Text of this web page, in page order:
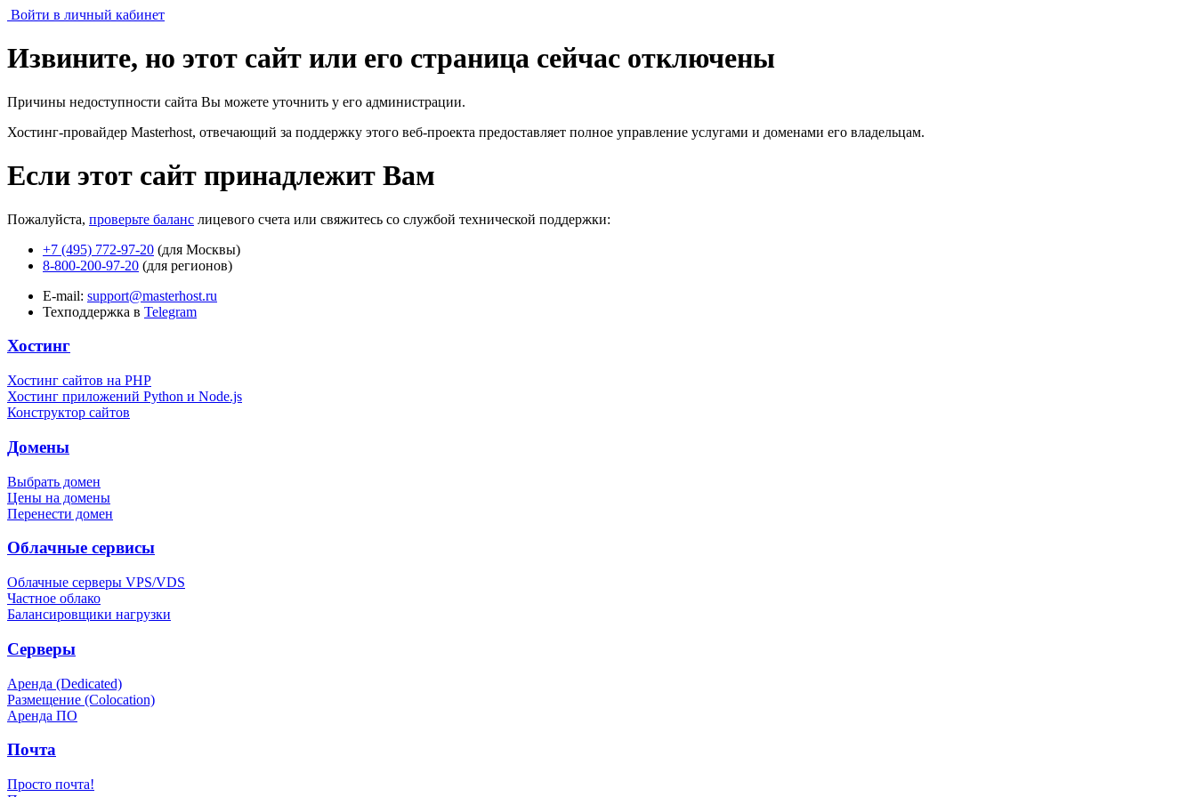
Войти в личный кабинет
Извините, но этот сайт или его страница сейчас отключены
Причины недоступности сайта Вы можете уточнить у его администрации.
Хостинг-провайдер Masterhost, отвечающий за поддержку этого веб-проекта предоставляет полное управление услугами и доменами его владельцам.
Если этот сайт принадлежит Вам
Пожалуйста, проверьте баланс лицевого счета или свяжитесь со службой технической поддержки:
+7 (495) 772-97-20 (для Москвы)
8-800-200-97-20 (для регионов)
E-mail: support@masterhost.ru
Техподдержка в Telegram
Хостинг
Хостинг сайтов на PHP
Хостинг приложений Python и Node.js
Конструктор сайтов
Домены
Выбрать домен
Цены на домены
Перенести домен
Облачные сервисы
Облачные серверы VPS/VDS
Частное облако
Балансировщики нагрузки
Серверы
Аренда (Dedicated)
Размещение (Colocation)
Аренда ПО
Почта
Просто почта!